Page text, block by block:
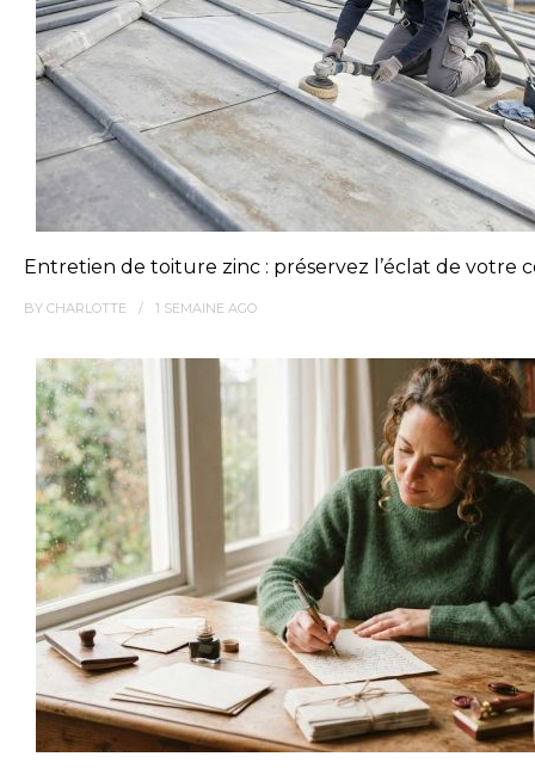
Entretien de toiture zinc : préservez l’éclat de votre
BY CHARLOTTE 1 SEMAINE AGO